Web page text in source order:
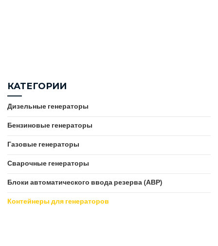
КАТЕГОРИИ
Дизельные генераторы
Бензиновые генераторы
Газовые генераторы
Сварочные генераторы
Блоки автоматического ввода резерва (АВР)
Контейнеры для генераторов